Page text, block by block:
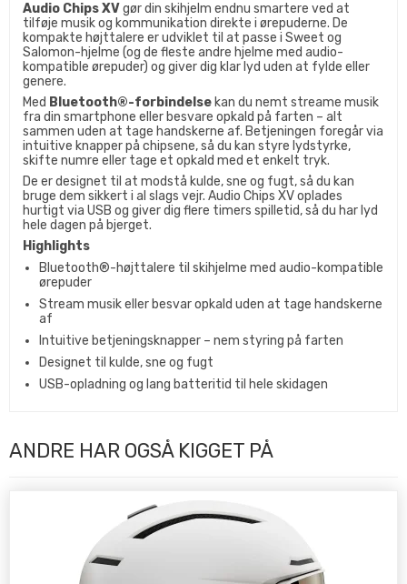
Audio Chips XVgør din skihjelm endnu smartere ved at
tilføje musik og kommunikation direkte i ørepuderne. De
kompakte højttalere er udviklet til at passe i Sweet og
Salomon-hjelme (og de fleste andre hjelme med audio-
kompatible ørepuder) og giver dig klar lyd uden at fylde eller
genere.
Med Bluetooth®-forbindelse kan du nemt streame musik
fra din smartphone eller besvare opkald på farten – alt
sammen uden at tage handskerne af. Betjeningen foregår via
intuitive knapper på chipsene, så du kan styre lydstyrke,
skifte numre eller tage et opkald med et enkelt tryk.
De er designet til at modstå kulde, sne og fugt, så du kan
bruge dem sikkert i al slags vejr. Audio Chips XV oplades
hurtigt via USB og giver dig flere timers spilletid, så du har lyd
hele dagen på bjerget.
Highlights
Bluetooth®-højttalere til skihjelme med audio-kompatible
ørepuder
Stream musik eller besvar opkald uden at tage handskerne
af
Intuitive betjeningsknapper – nem styring på farten
Designet til kulde, sne og fugt
USB-opladning og lang batteritid til hele skidagen
ANDRE HAR OGSÅ KIGGET PÅ